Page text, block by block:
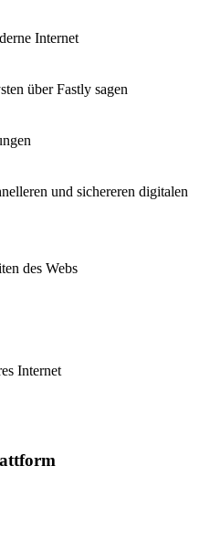
Internet
über Fastly sagen
und sichereren digitalen
des Webs
Internet